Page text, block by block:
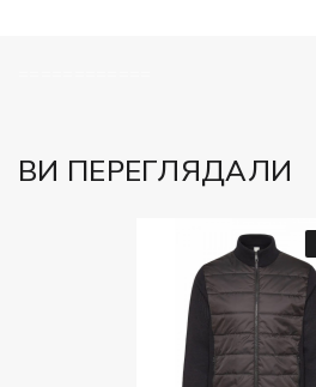
ВИ ПЕРЕГЛЯДАЛИ
-70%